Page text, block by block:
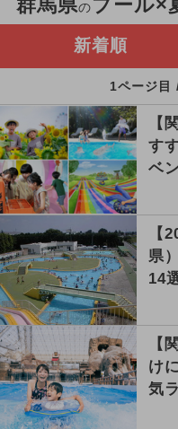
群馬県のプール×
新着順
1ページ目
【
す
ベ
【
県
14
【
け
気